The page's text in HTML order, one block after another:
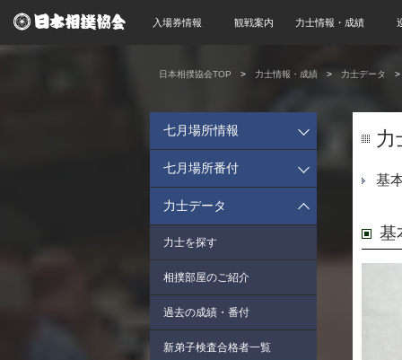
入場券情報 観戦案内 力士情報・成績
日本相撲協会TOP 力士情報・成績 力士データ
力
基
基
七月場所情報
七月場所番付
力士データ
力士を探す
相撲部屋のご紹介
過去の成績・番付
新弟子検査合格者一覧